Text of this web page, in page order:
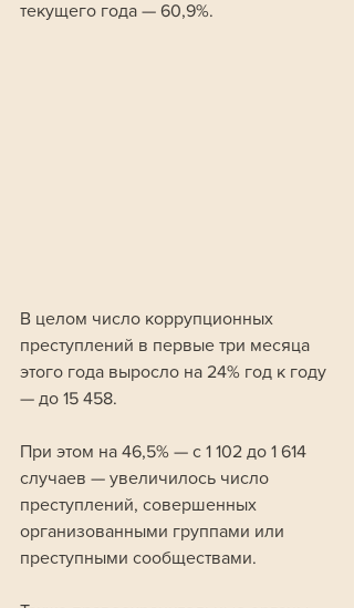
текущего года — 60,9%.
В целом число коррупционных
преступлений в первые три месяца
этого года выросло на 24% год к году
— до 15 458.
При этом на 46,5% — с 1 102 до 1 614
случаев — увеличилось число
преступлений, совершенных
организованными группами или
преступными сообществами.